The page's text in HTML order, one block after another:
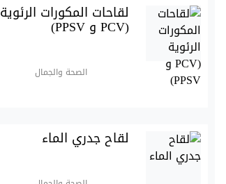
لقاحات المكورات الرئوية
(PCV و PPSV)
الصحة والجمال
لقاح جدري الماء